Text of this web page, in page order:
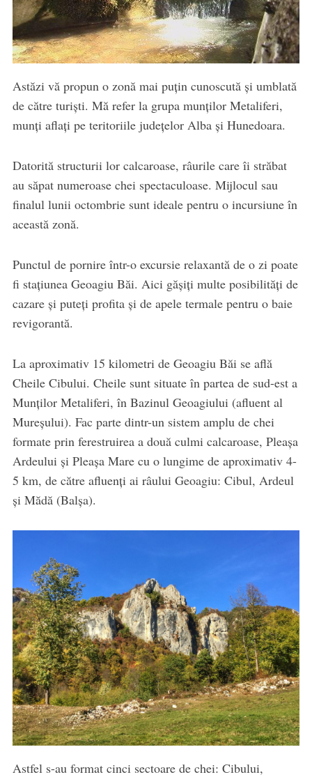
Astăzi vă propun o zonă mai puțin cunoscută și umblată
de către turiști. Mă refer la grupa munților Metaliferi,
munți aflați pe teritoriile județelor Alba și Hunedoara.
Datorită structurii lor calcaroase, râurile care îi străbat
au săpat numeroase chei spectaculoase. Mijlocul sau
finalul lunii octombrie sunt ideale pentru o incursiune în
această zonă.
Punctul de pornire într-o excursie relaxantă de o zi poate
fi stațiunea Geoagiu Băi. Aici gășiți multe posibilități de
cazare și puteți profita și de apele termale pentru o baie
revigorantă.
La aproximativ 15 kilometri de Geoagiu Băi se află
Cheile Cibului. Cheile sunt situate în partea de sud-est a
Munților Metaliferi, în Bazinul Geoagiului (afluent al
Mureșului). Fac parte dintr-un sistem amplu de chei
formate prin ferestruirea a două culmi calcaroase, Pleașa
Ardeului şi Pleașa Mare cu o lungime de aproximativ 4-
5 km, de către afluenți ai râului Geoagiu: Cibul, Ardeul
şi Mădă (Balșa).
Astfel s-au format cinci sectoare de chei: Cibului,